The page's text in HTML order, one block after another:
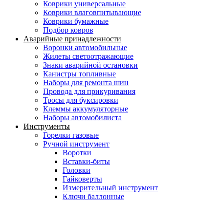
Коврики универсальные
Коврики влаговпитывающие
Коврики бумажные
Подбор ковров
Аварийные принадлежности
Воронки автомобильные
Жилеты светоотражающие
Знаки аварийной остановки
Канистры топливные
Наборы для ремонта шин
Провода для прикуривания
Тросы для буксировки
Клеммы аккумуляторные
Наборы автомобилиста
Инструменты
Горелки газовые
Ручной инструмент
Воротки
Вставки-биты
Головки
Гайковерты
Измерительный инструмент
Ключи баллонные